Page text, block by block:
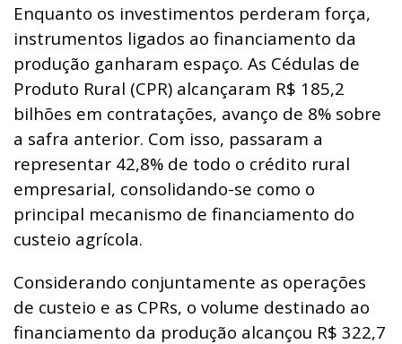
Enquanto os investimentos perderam força,
instrumentos ligados ao financiamento da
produção ganharam espaço. As Cédulas de
Produto Rural (CPR) alcançaram R$ 185,2
bilhões em contratações, avanço de 8% sobre
a safra anterior. Com isso, passaram a
representar 42,8% de todo o crédito rural
empresarial, consolidando-se como o
principal mecanismo de financiamento do
custeio agrícola.
Considerando conjuntamente as operações
de custeio e as CPRs, o volume destinado ao
financiamento da produção alcançou R$ 322,7